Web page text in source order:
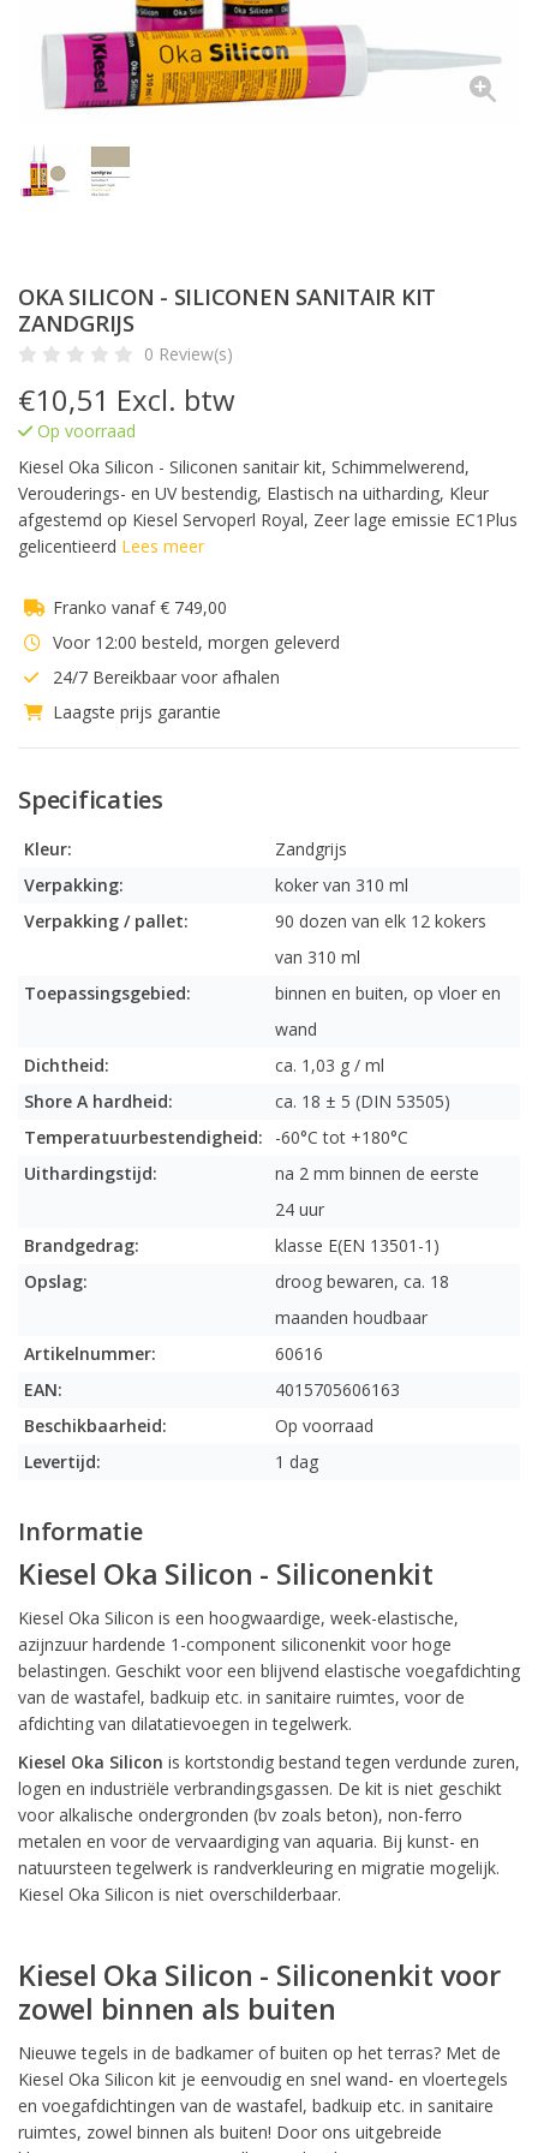
OKA SILICON - SILICONEN SANITAIR KIT
ZANDGRIJS
0 Review(s)
€10,51 Excl. btw
Op voorraad
Kiesel Oka Silicon - Siliconen sanitair kit, Schimmelwerend,
Verouderings- en UV bestendig, Elastisch na uitharding, Kleur
afgestemd op Kiesel Servoperl Royal, Zeer lage emissie EC1Plus
gelicentieerd Lees meer
Franko vanaf € 749,00
Voor 12:00 besteld, morgen geleverd
24/7 Bereikbaar voor afhalen
Laagste prijs garantie
Specificaties
Kleur:
Zandgrijs
Verpakking:
koker van 310 ml
Verpakking / pallet:
90 dozen van elk 12 kokers
van 310 ml
Toepassingsgebied:
binnen en buiten, op vloer en
wand
Dichtheid:
ca. 1,03 g / ml
Shore A hardheid:
ca. 18 ± 5 (DIN 53505)
Temperatuurbestendigheid:
-60°C tot +180°C
Uithardingstijd:
na 2 mm binnen de eerste
24 uur
Brandgedrag:
klasse E(EN 13501-1)
Opslag:
droog bewaren, ca. 18
maanden houdbaar
Artikelnummer:
60616
EAN:
4015705606163
Beschikbaarheid:
Op voorraad
Levertijd:
1 dag
Informatie
Kiesel Oka Silicon - Siliconenkit
Kiesel Oka Silicon is een hoogwaardige, week-elastische,
azijnzuur hardende 1-component siliconenkit voor hoge
belastingen. Geschikt voor een blijvend elastische voegafdichting
van de wastafel, badkuip etc. in sanitaire ruimtes, voor de
afdichting van dilatatievoegen in tegelwerk.
Kiesel Oka Silicon is kortstondig bestand tegen verdunde zuren,
logen en industriële verbrandingsgassen. De kit is niet geschikt
voor alkalische ondergronden (bv zoals beton), non-ferro
metalen en voor de vervaardiging van aquaria. Bij kunst- en
natuursteen tegelwerk is randverkleuring en migratie mogelijk.
Kiesel Oka Silicon is niet overschilderbaar.
Kiesel Oka Silicon - Siliconenkit voor
zowel binnen als buiten
Nieuwe tegels in de badkamer of buiten op het terras? Met de
Kiesel Oka Silicon kit je eenvoudig en snel wand- en vloertegels
en voegafdichtingen van de wastafel, badkuip etc. in sanitaire
ruimtes, zowel binnen als buiten! Door ons uitgebreide